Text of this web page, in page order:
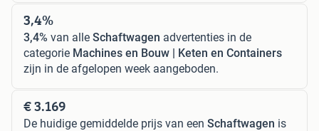
3,4%
3,4% van alle Schaftwagen advertenties in de
categorie Machines en Bouw | Keten en Containers
zijn in de afgelopen week aangeboden.
€ 3.169
De huidige gemiddelde prijs van een Schaftwagen is